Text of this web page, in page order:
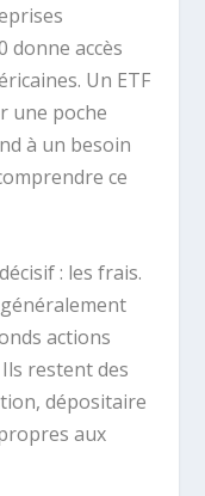
donne accès
Un ETF
une poche
à un besoin
ce
: les frais.
généralement
actions
restent des
dépositaire
aux